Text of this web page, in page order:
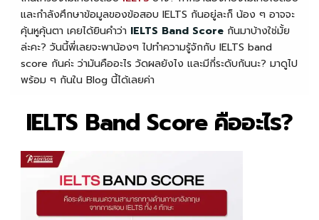
และกำลังศึกษาข้อมูลของข้อสอบ IELTS กันอยู่ละก็ น้อง ๆ อาจจะ
คุ้นหูคุ้นตา เคยได้ยินคำว่าIELTS Band Scoreกันมาบ้างใช่มั้ย
ล่ะคะ? วันนี้พี่เลยจะพาน้องๆ ไปทำความรู้จักกับ IELTS band
score กันค่ะ ว่ามันคืออะไร วัดผลยังไง และมีกี่ระดับกันนะ? มาดูไป
พร้อม ๆ กันใน Blog นี้ได้เลยค่า
IELTS Band Score คืออะไร?